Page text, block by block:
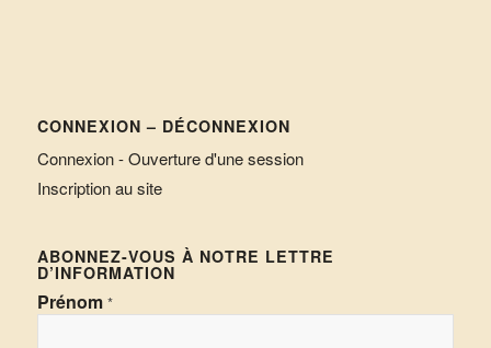
CONNEXION – DÉCONNEXION
Connexion - Ouverture d'une session
Inscription au site
ABONNEZ-VOUS À NOTRE LETTRE
D’INFORMATION
Prénom *